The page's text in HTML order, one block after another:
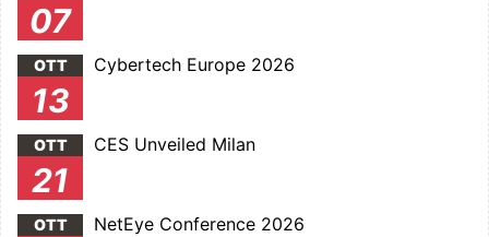
07
OTT
13
Cybertech Europe 2026
OTT
21
CES Unveiled Milan
OTT NetEye Conference 2026